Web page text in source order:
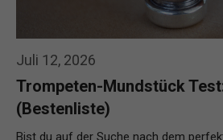
Juli 12, 2026
Trompeten-Mundstück
(Bestenliste)
Bist du auf der Suche nach dem